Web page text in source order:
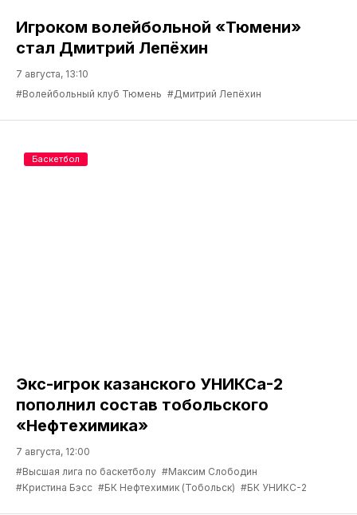
Игроком волейбольной «Тюмени»
стал Дмитрий Лепёхин
7 августа, 13:10
#Волейбольный клуб Тюмень #Дмитрий Лепёхин
Экс-игрок казанского УНИКСа-2
пополнил состав тобольского
«Нефтехимика»
7 августа, 12:00
#Высшая лига по баскетболу #Максим Слободин
#Кристина Бэсс #БК Нефтехимик (Тобольск) #БК УНИКС-2
Баскетбол